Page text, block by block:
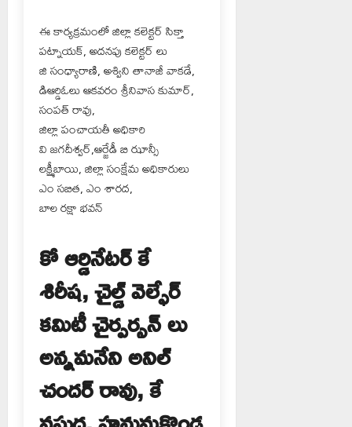
ఈ కార్యక్రమంలో జిల్లా కలెక్టర్ సిక్తా
పట్నాయక్, అదనపు కలెక్టర్ లు
జి సంధ్యారాణి, అశ్విని తానాజీ వాకడే,
డిఆర్డిఓలు ఆకవరం శ్రీనివాస కుమార్,
సంపత్ రావు,
జిల్లా పంచాయతీ అధికారి
వి జగదీశ్వర్,ఆర్జేడీ బి ఝాన్సీ
లక్ష్మీబాయి, జిల్లా సంక్షేమ అధికారులు
ఎం సబిత, ఎం శారద,
బాల రక్షా భవన్
కో ఆర్డినేటర్ కే
శిరీష, చైల్డ్ వెల్ఫేర్
కమిటీ చైర్పర్సన్ లు
అన్నమనేని అనిల్
చందర్ రావు, కే